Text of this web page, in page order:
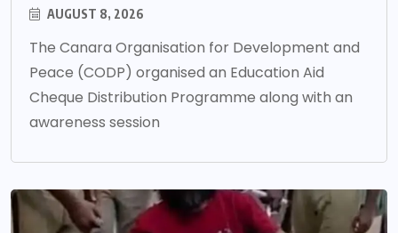
AUGUST 8, 2026
The Canara Organisation for Development and
Peace (CODP) organised an Education Aid
Cheque Distribution Programme along with an
awareness session